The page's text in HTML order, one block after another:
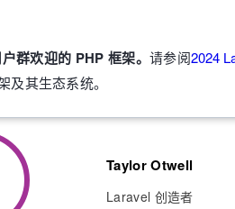
群欢迎的 PHP 框架。请参阅2024
及其生态系统。
Taylor Otwell
Laravel 创造者